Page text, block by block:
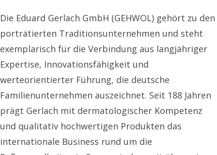
Die Eduard Gerlach GmbH (GEHWOL) gehört zu den
porträtierten Traditionsunternehmen und steht
exemplarisch für die Verbindung aus langjähriger
Expertise, Innovationsfähigkeit und
werteorientierter Führung, die deutsche
Familienunternehmen auszeichnet. Seit 188 Jahren
prägt Gerlach mit dermatologischer Kompetenz
und qualitativ hochwertigen Produkten das
internationale Business rund um die